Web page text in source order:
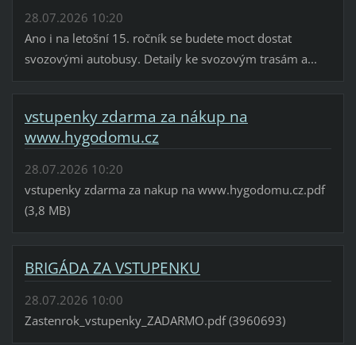
28.07.2026 10:20
Ano i na letošní 15. ročník se budete moct dostat
svozovými autobusy. Detaily ke svozovým trasám a...
vstupenky zdarma za nákup na
www.hygodomu.cz
28.07.2026 10:20
vstupenky zdarma za nakup na www.hygodomu.cz.pdf
(3,8 MB)
BRIGÁDA ZA VSTUPENKU
28.07.2026 10:00
Zastenrok_vstupenky_ZADARMO.pdf (3960693)